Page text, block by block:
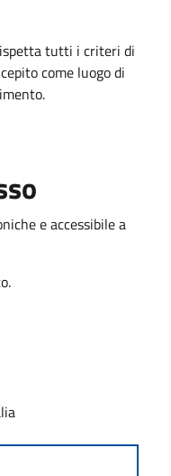
tutti i criteri di
come luogo di
e accessibile a